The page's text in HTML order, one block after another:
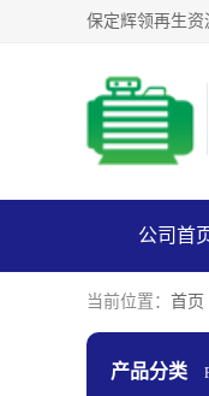
公司首
当前位置： 首页
产品分类